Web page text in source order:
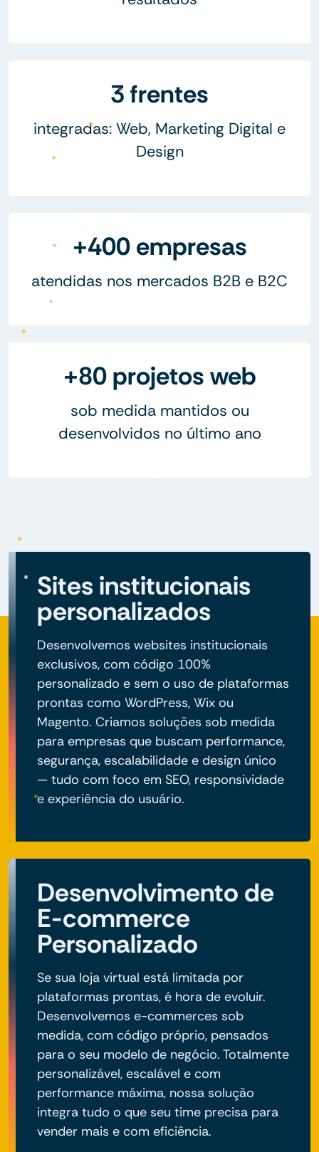
3 frentes
integradas: Web, Marketing Digital e
Design
+400 empresas
atendidas nos mercados B2B e B2C
+80 projetos web
sob medida mantidos ou
desenvolvidos no último ano
Sites institucionais
personalizados
Desenvolvemos websites institucionais
exclusivos, com código 100%
personalizado e sem o uso de plataformas
prontas como WordPress, Wix ou
Magento. Criamos soluções sob medida
para empresas que buscam performance,
segurança, escalabilidade e design único
— tudo com foco em SEO, responsividade
e experiência do usuário.
Desenvolvimento de
E-commerce
Personalizado
Se sua loja virtual está limitada por
plataformas prontas, é hora de evoluir.
Desenvolvemos e-commerces sob
medida, com código próprio, pensados
para o seu modelo de negócio. Totalmente
personalizável, escalável e com
performance máxima, nossa solução
integra tudo o que seu time precisa para
vender mais e com eficiência.